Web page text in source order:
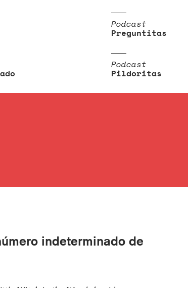
Podcast
Preguntitas
Podcast
Pildoritas
indeterminado de